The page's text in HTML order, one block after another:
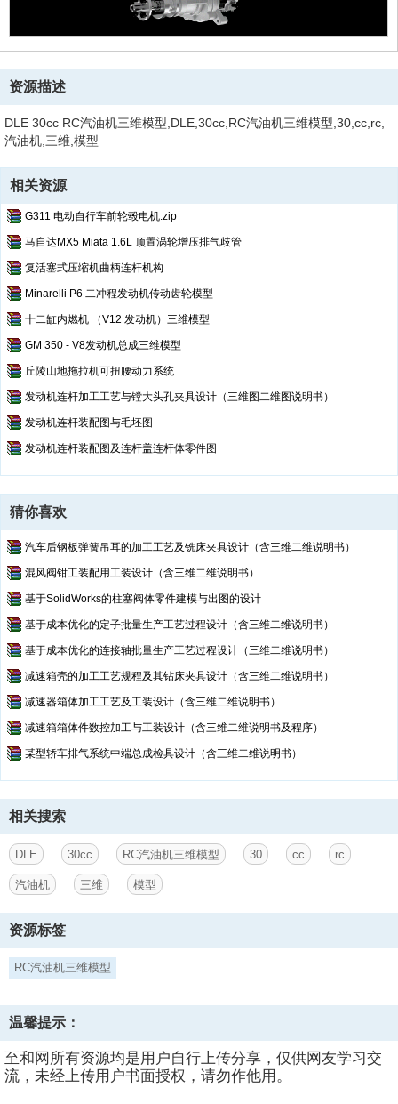
资源描述
DLE 30cc RC汽油机三维模型,DLE,30cc,RC汽油机三维模型,30,cc,rc,
汽油机,三维,模型
相关资源
G311 电动自行车前轮毂电机.zip
马自达MX5 Miata 1.6L 顶置涡轮增压排气歧管
复活塞式压缩机曲柄连杆机构
Minarelli P6 二冲程发动机传动齿轮模型
十二缸内燃机 （V12 发动机）三维模型
GM 350 - V8发动机总成三维模型
丘陵山地拖拉机可扭腰动力系统
发动机连杆加工工艺与镗大头孔夹具设计（三维图二维图说明书）
发动机连杆装配图与毛坯图
发动机连杆装配图及连杆盖连杆体零件图
猜你喜欢
汽车后钢板弹簧吊耳的加工工艺及铣床夹具设计（含三维二维说明书）
混风阀钳工装配用工装设计（含三维二维说明书）
基于SolidWorks的柱塞阀体零件建模与出图的设计
基于成本优化的定子批量生产工艺过程设计（含三维二维说明书）
基于成本优化的连接轴批量生产工艺过程设计（三维二维说明书）
减速箱壳的加工工艺规程及其钻床夹具设计（含三维二维说明书）
减速器箱体加工工艺及工装设计（含三维二维说明书）
减速箱箱体件数控加工与工装设计（含三维二维说明书及程序）
某型轿车排气系统中端总成检具设计（含三维二维说明书）
相关搜索
DLE 30cc RC汽油机三维模型 30 cc rc
汽油机 三维 模型
资源标签
RC汽油机三维模型
温馨提示：
至和网所有资源均是用户自行上传分享，仅供网友学习交
流，未经上传用户书面授权，请勿作他用。